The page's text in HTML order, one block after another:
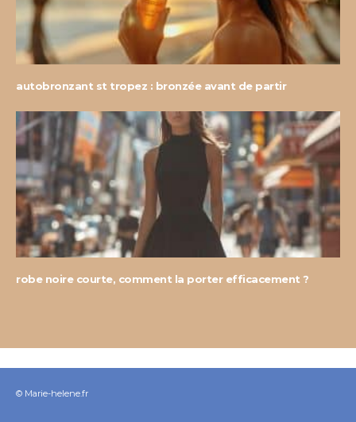
autobronzant st tropez : bronzée avant de partir
robe noire courte, comment la porter efficacement ?
© Marie-helene.fr